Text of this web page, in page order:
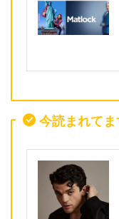
今読まれてま